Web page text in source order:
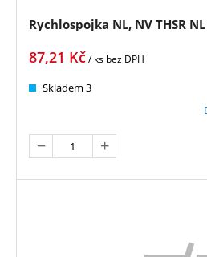
Rychlospojka NL, NV THSR
87,21 Kč/ ks bez DPH
Skladem 3